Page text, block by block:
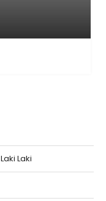
Laki Laki